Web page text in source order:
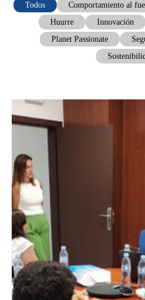
Todos Comportamiento al
Huurre
Innovación
Planet Passionate